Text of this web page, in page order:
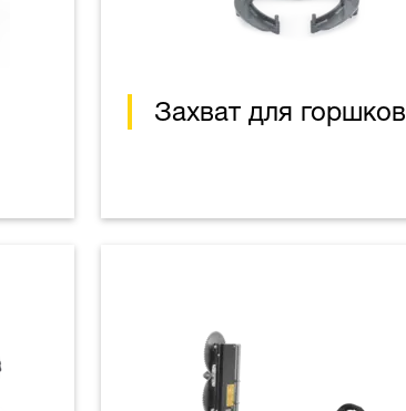
Захват для горшков